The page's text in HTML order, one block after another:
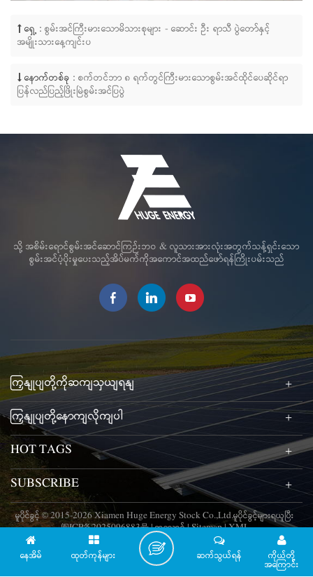
ရှေ့ : စွမ်းအင်ကြီးမားသောမိသားစုများ - ဆောင်း ဦး ရာသီ ပွဲတော်နှင့်
အမျိုးသားနေ့ကျင်းပ
နောက်တစ်ခု : စက်တင်ဘာ ၈ ရက်တွင်ကြီးမားသောစွမ်းအင်ထိုင်ပေဆိုင်ရာ
ပြန်လည်ပြည့်ဖြိုးမြဲစွမ်းအင်ပြပွဲ
သို့ အစိမ်းရောင်စွမ်းအင်ဆောင်ကြဉ်းဘဝ & လူသားအားလုံးအတွက်သန့်ရှင်းသော
စွမ်းအင်ပံ့ပိုးမှုပေးသည့်အိပ်မက်ကိုအကောင်အထည်ဖော်ရန်ကြိုးပမ်းသည်
ကြှနျုပျတို့ကိုဆကျသှယျရနျ
ကြှနျုပျတို့နောကျလိုကျပါ
HOT TAGS
SUBSCRIBE
မူပိုင်ခွင့် © 2015-2026 Xiamen Huge Energy Stock Co.,Ltd.မူပိုင်ခွင့်များရယူပြီး
闽ICP备2025096883号|ဘလော့ဂ်|Sitemap|XML
နေအိမ် ထုတ်ကုန်များ ကိုယ်တို့
အကြောင်း
ဆက်သွယ်ရန်